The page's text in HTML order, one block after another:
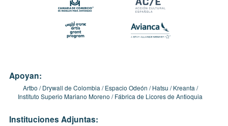
Apoyan:
Artbo Drywall de Colombia Espacio Odeón Hatsu
Kreanta
Instituto Superio Mariano Moreno
Fábrica de Licores de Antioquia
Instituciones Adjuntas: